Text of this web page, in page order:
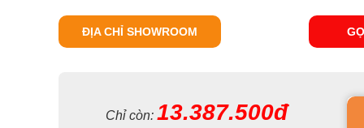
ĐỊA CHỈ SHOWROOM
Chỉ còn: 13.387.500đ